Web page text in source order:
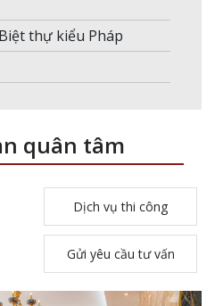
thự kiểu Pháp
quân tâm
Dịch vụ thi công
Gửi yêu cầu tư vấn